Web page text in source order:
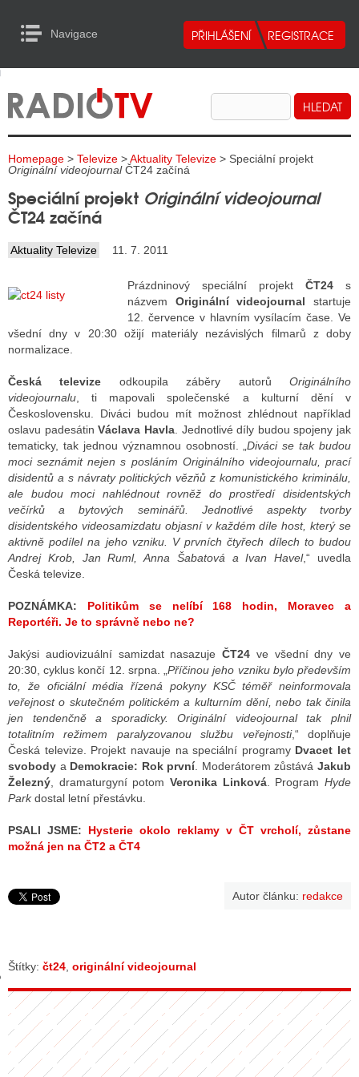
Navigace
RADIA
TELEVIZE
INTERNET
TISK
RADIA
VYSÍLAČE
TELEVIZE
TELEVIZÍ
VYSÍLAČE
INTERNET
RÁDIA
STRÁNKY TV
TISK
STÁT BLOGEREM
BLOGERA
STARŠÍCH DISKUZÍ
to Content
Homepage > Televize >Aktuality Televize > Speciální projekt
Originální videojournalČT24 začíná
Speciální projekt Originální videojournal
ČT24 začíná
Aktuality Televize 11. 7. 2011
Prázdninový speciální projekt ČT24 s
názvem Originální videojournal startuje
12. července v hlavním vysílacím čase. Ve
všední dny v 20:30 ožijí materiály nezávislých filmarů z doby
normalizace.
Česká televize odkoupila záběry autorůOriginálního
videojournalu , ti mapovali společenské a kulturní dění v
Československu. Diváci budou mít možnost zhlédnout například
oslavu padesátin Václava Havla. Jednotlivé díly budou spojeny jak
tematicky, tak jednou významnou osobností. „Diváci se tak budou
moci seznámit nejen s posláním Originálního videojournalu, prací
disidentů a s návraty politických vězňů z komunistického kriminálu,
ale budou moci nahlédnout rovněž do prostředí disidentských
večírků a bytových seminářů. Jednotlivé aspekty tvorby
disidentského videosamizdatu objasní v každém díle host, který se
aktivně podílel na jeho vzniku. V prvních čtyřech dílech to budou
Andrej Krob, Jan Ruml, Anna Šabatová a Ivan Havel,“ uvedla
Česká televize.
POZNÁMKA: Politikům se nelíbí 168 hodin, Moravec a
Reportéři. Je to správně nebo ne?
Jakýsi audiovizuální samizdat nasazuje ČT24 ve všední dny ve
20:30, cyklus končí 12. srpna. „Příčinou jeho vzniku bylo především
to, že oficiální média řízená pokyny KSČ téměř neinformovala
veřejnost o skutečném politickém a kulturním dění, nebo tak činila
jen tendenčně a sporadicky. Originální videojournal tak plnil
totalitním režimem paralyzovanou službu veřejnosti,“ doplňuje
Česká televize. Projekt navauje na speciální programy Dvacet let
svobody a Demokracie: Rok první. Moderátorem zůstáváJakub
Železný , dramaturgyní potom Veronika Linková. ProgramHyde
Parkdostal letní přestávku.
PSALI JSME: Hysterie okolo reklamy v ČT vrcholí, zůstane
možná jen na ČT2 a ČT4
Autor článku: redakce
Štítky: čt24 originální videojournal